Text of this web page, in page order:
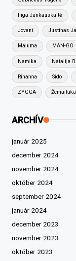
Inga Jankauskaitė
Jovani Justinas
Maluma MAN-GO
Namika Natalija
Rihanna Sido
ZYGGA
ARCHÍV
január 2025
december 2024
november 2024
október 2024
september 2024
január 2024
december 2023
november 2023
október 2023